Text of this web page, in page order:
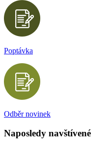
Poptávka
Odběr novinek
Naposledy navštívené